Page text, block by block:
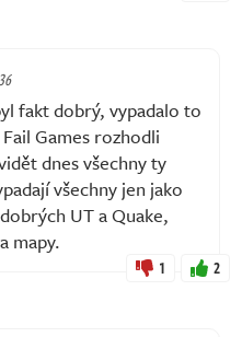
fakt dobrý, vypadalo to
Games rozhodli
dnes všechny ty
všechny jen jako
UT a Quake,
mapy.
1 2